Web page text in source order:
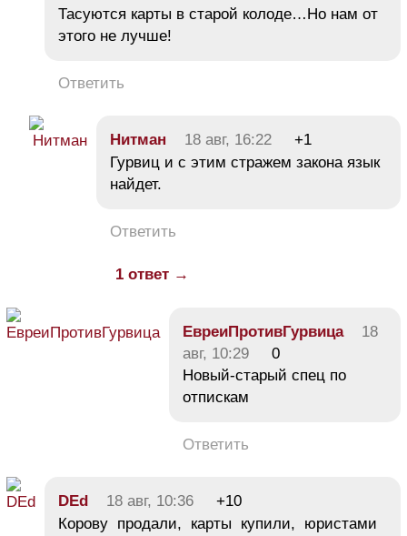
Тасуются карты в старой колоде…Но нам от
этого не лучше!
Ответить
Нитман 18 авг, 16:22
+1
Гурвиц и с этим стражем закона язык
найдет.
Ответить
1 ответ →
ЕвреиПротивГурвица
18
авг, 10:29
0
Новый-старый спец по
отпискам
Ответить
DEd 18 авг, 10:36
+10
Корову продали, карты купили, юристами